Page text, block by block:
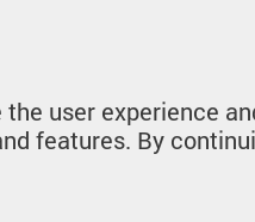
user experience
features. By